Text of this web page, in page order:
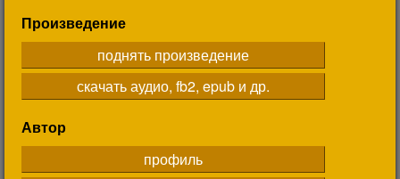
Произведение
поднять произведение
скачать аудио, fb2, epub и др.
Автор
профиль